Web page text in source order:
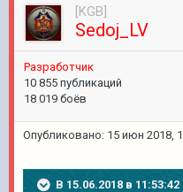
[KGB]
Sedoj_LV
Pазработчик
10 855 публикаций
18 019 боёв
Опубликовано: 15 июн 2018,
В 15.06.2018 в